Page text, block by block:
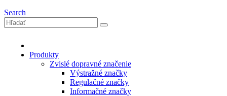
Search
Produkty
Zvislé dopravné značenie
Výstražné značky
Regulačné značky
Informačné značky